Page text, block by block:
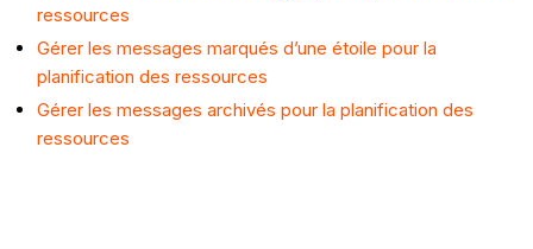
ressources
Gérer les messages marqués d’une étoile pour la
planification des ressources
Gérer les messages archivés pour la planification des
ressources